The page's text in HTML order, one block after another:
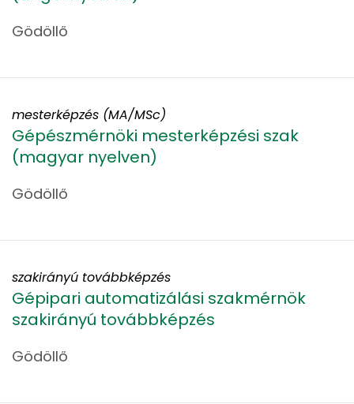
Gödöllő
Gépészmérnöki mesterképzési szak
(magyar nyelven)
Gödöllő
mesterképzés (MA/MSc)
Gépipari automatizálási szakmérnök
szakirányú továbbképzés
Gödöllő
szakirányú továbbképzés